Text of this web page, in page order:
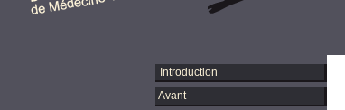
Introduction
Avant